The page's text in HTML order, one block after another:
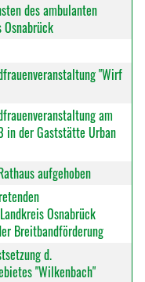
des ambulanten
"Wirf
am
in der Gaststätte Urban
aufgehoben
Osnabrück
Breitbandförderung
d.
"Wilkenbach"